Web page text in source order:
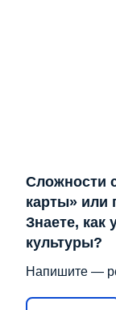
Сложности
карты» или
Знаете, как
культуры?
Напишите —